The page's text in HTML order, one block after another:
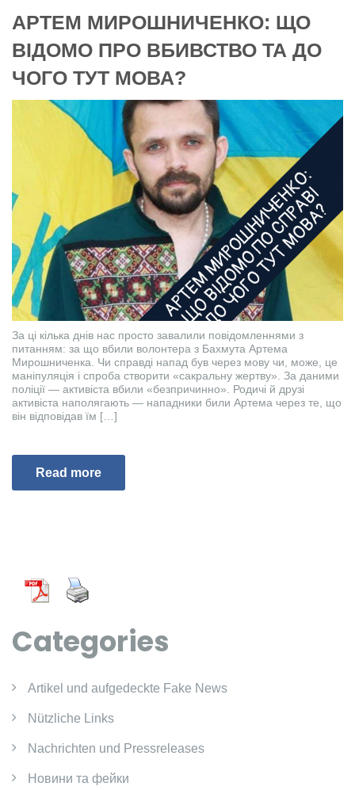
АРТЕМ МИРОШНИЧЕНКО: ЩО
ВІДОМО ПРО ВБИВСТВО ТА ДО
ЧОГО ТУТ МОВА?
За ці кілька днів нас просто завалили повідомленнями з
питанням: за що вбили волонтера з Бахмута Артема
Мирошниченка. Чи справді напад був через мову чи, може, це
маніпуляція і спроба створити «сакральну жертву». За даними
поліції — активіста вбили «безпричинно». Родичі й друзі
активіста наполягають — нападники били Артема через те, що
він відповідав їм […]
Read more
Categories
Artikel und aufgedeckte Fake News
Nützliche Links
Nachrichten und Pressreleases
Новини та фейки